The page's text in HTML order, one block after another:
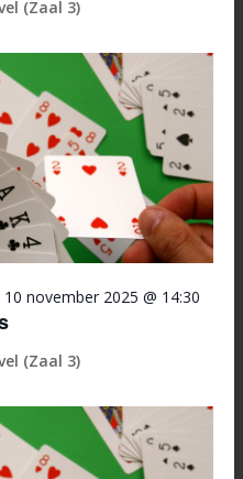
(Zaal 3)
10 november 2025 @ 14:30
(Zaal 3)